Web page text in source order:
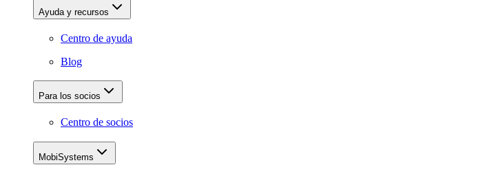
Ayuda y recursos
Centro de ayuda
Blog
Para los socios
Centro de socios
MobiSystems